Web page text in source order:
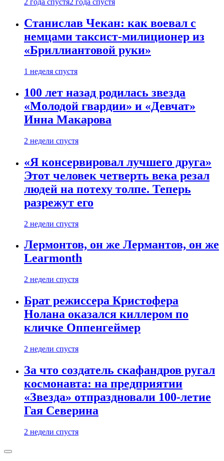
2 года спустя2 года спустя
Станислав Чекан: как воевал с
немцами таксист-милиционер из
«Бриллиантовой руки»
1 неделя спустя
100 лет назад родилась звезда
«Молодой гвардии» и «Девчат»
Инна Макарова
2 недели спустя
«Я консервировал лучшего друга»
Этот человек четверть века резал
людей на потеху толпе. Теперь
разрежут его
2 недели спустя
Лермонтов, он же Лермантов, он же
Learmonth
2 недели спустя
Брат режиссера Кристофера
Нолана оказался киллером по
кличке Оппенгеймер
2 недели спустя
За что создатель скафандров ругал
космонавта: на предприятии
«Звезда» отпраздновали 100-летие
Гая Северина
2 недели спустя